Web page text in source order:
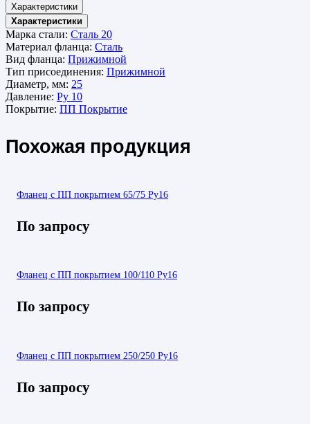
Характеристики
Характеристики
Марка стали: Сталь 20
Материал фланца: Сталь
Вид фланца: Прижимной
Тип присоединения: Прижимной
Диаметр, мм: 25
Давление: Ру 10
Покрытие: ПП Покрытие
Похожая продукция
Фланец с ПП покрытием 65/75 Ру16
По запросу
Фланец с ПП покрытием 100/110 Ру16
По запросу
Фланец с ПП покрытием 250/250 Ру16
По запросу